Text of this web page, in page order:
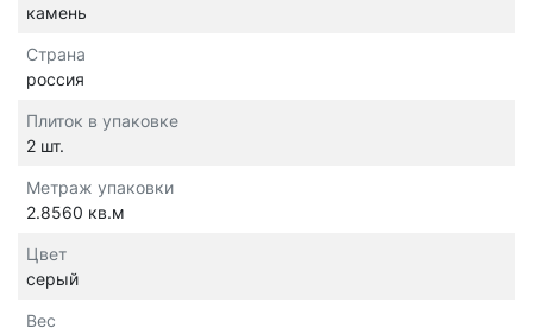
камень
Страна
россия
Плиток в упаковке
2 шт.
Метраж упаковки
2.8560 кв.м
Цвет
серый
Вес